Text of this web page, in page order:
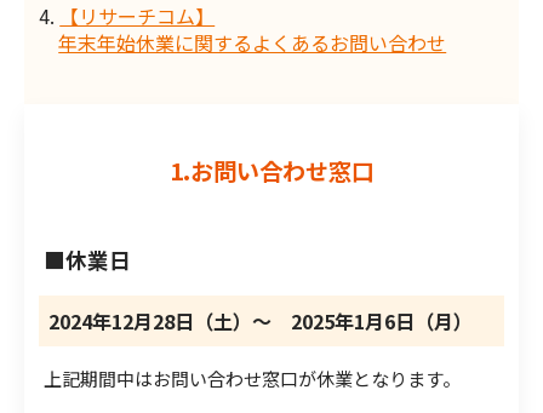
4.
【リサーチコム】
年末年始休業に関するよくあるお問い合わせ
1.お問い合わせ窓口
■休業日
2024年12月28日（土）～ 2025年1月6日（月）
上記期間中はお問い合わせ窓口が休業となります。